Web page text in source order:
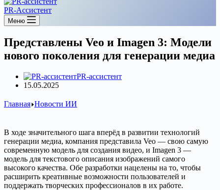
PR-Ассистент
Меню
Представлены Veo и Imagen 3: Модели
нового поколения для генерации медиа
PR-ассистент
15.05.2025
Главная Новости ИИ
В ходе значительного шага вперёд в развитии технологий
генерации медиа, компания представила Veo — свою самую
современную модель для создания видео, и Imagen 3 —
модель для текстового описания изображений самого
высокого качества. Обе разработки нацелены на то, чтобы
расширить креативные возможности пользователей и
поддержать творческих профессионалов в их работе.